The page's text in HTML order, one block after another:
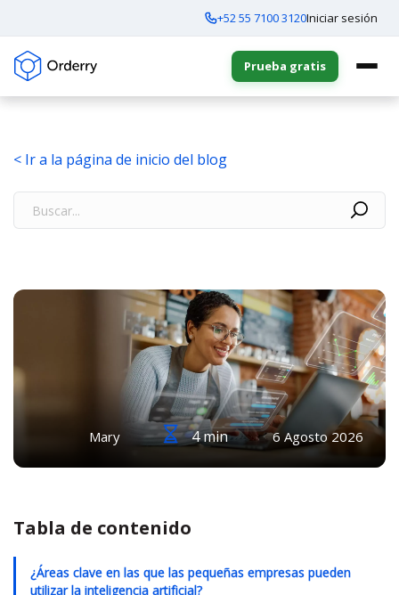
+52 55 7100 3120Iniciar sesión
Prueba gratis
< Ir a la página de inicio del blog
Mary 4 min 6 Agosto 2026
Tabla de contenido
¿Áreas clave en las que las pequeñas empresas pueden
utilizar la inteligencia artificial?